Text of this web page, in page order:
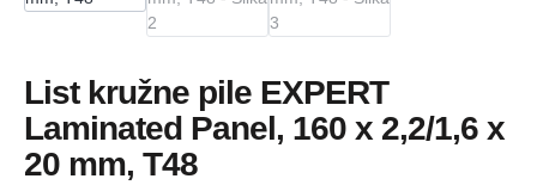
List kružne pile EXPERT
Laminated Panel, 160 x 2,2/1,6 x
20 mm, T48